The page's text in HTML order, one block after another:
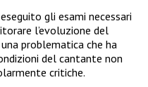
gli esami necessari
l’evoluzione del
problematica che ha
del cantante non
critiche.